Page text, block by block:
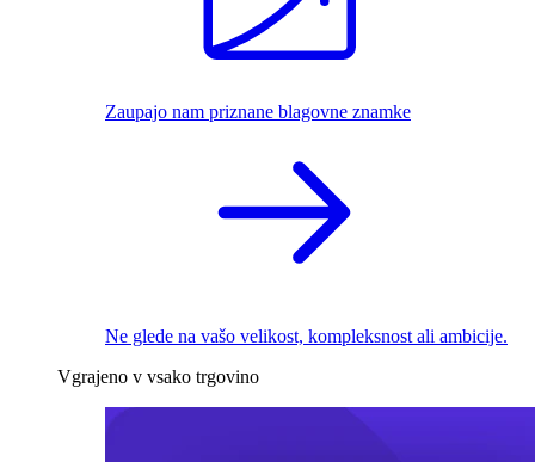
Zaupajo nam priznane blagovne znamke
Ne glede na vašo velikost, kompleksnost ali ambicije.
Vgrajeno v vsako trgovino